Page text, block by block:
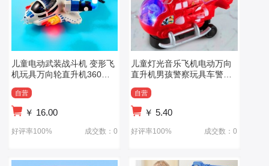
儿童电动武装战斗机 变形飞
机玩具万向轮直升机360度
自营
￥ 16.00
好评率100% 成交数：0
儿童灯光音乐飞机电动万向
直升机男孩警察玩具车警车
自营
￥5.40
好评率100% 成交数：0